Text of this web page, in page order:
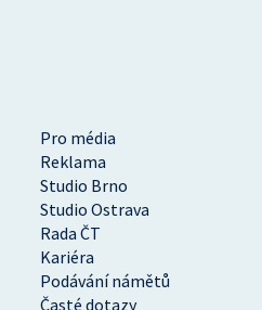
Pro média
Reklama
Studio Brno
Studio Ostrava
Rada ČT
Kariéra
Podávání námětů
Časté dotazy